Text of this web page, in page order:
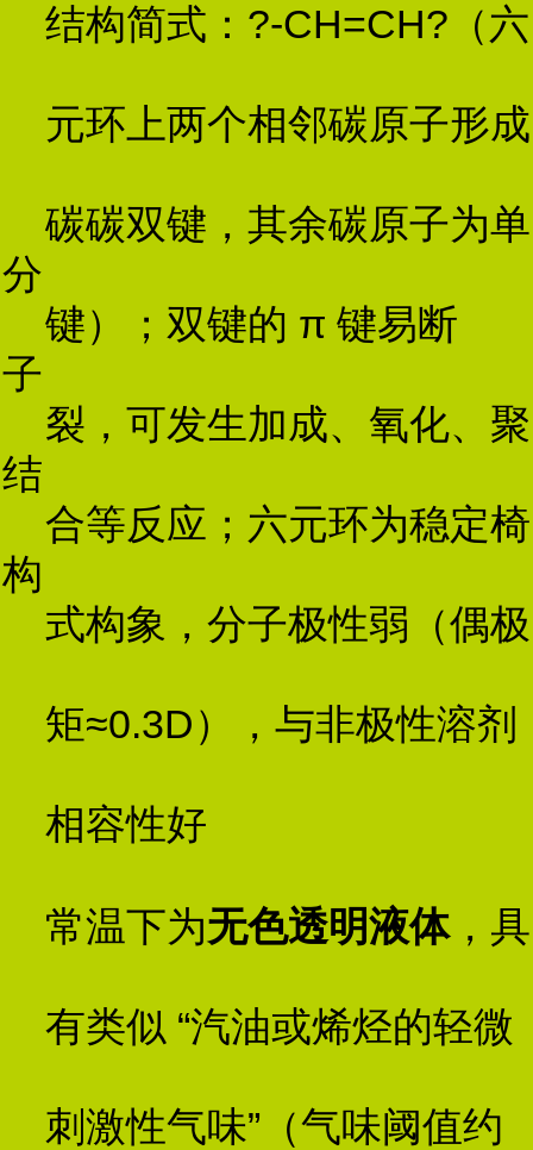
分
子
结
构
结构简式： ?-CH=CH?（六
元环上两个相邻碳原子形成
碳碳双键，其余碳原子为单
键）；双键的 π 键易断
裂，可发生加成、氧化、聚
合等反应；六元环为稳定椅
式构象，分子极性弱（偶极
矩≈0.3D），与非极性溶剂
相容性好
常温下为无色透明液体，具
有类似 “汽油或烯烃的轻微
刺激性气味”（气味阈值约